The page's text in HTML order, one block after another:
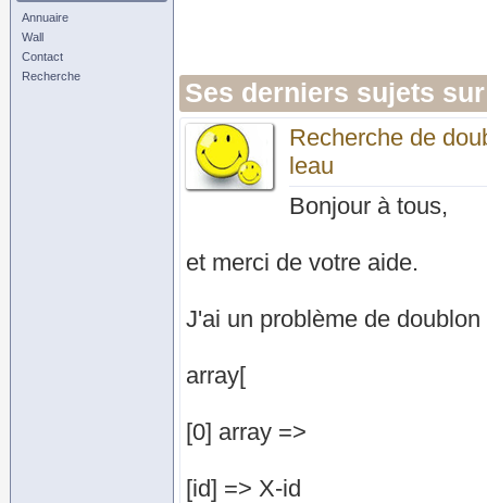
Annuaire
Wall
Contact
Recherche
Ses derniers sujets
Recherche de
leau
Bonjour à tous,
et merci de votre aide.
J'ai un problème de
array[
[0] array =>
[id] => X-id